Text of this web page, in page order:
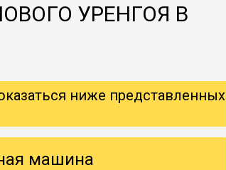
УРЕНГОЯ В
ниже представленных
машина